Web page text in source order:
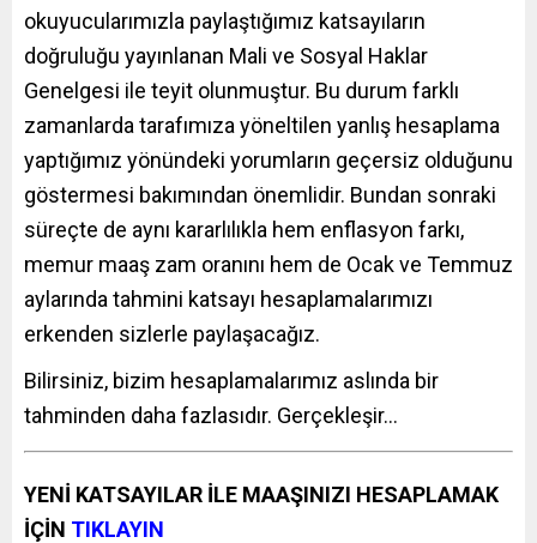
okuyucularımızla paylaştığımız katsayıların
doğruluğu yayınlanan Mali ve Sosyal Haklar
Genelgesi ile teyit olunmuştur. Bu durum farklı
zamanlarda tarafımıza yöneltilen yanlış hesaplama
yaptığımız yönündeki yorumların geçersiz olduğunu
göstermesi bakımından önemlidir. Bundan sonraki
süreçte de aynı kararlılıkla hem enflasyon farkı,
memur maaş zam oranını hem de Ocak ve Temmuz
aylarında tahmini katsayı hesaplamalarımızı
erkenden sizlerle paylaşacağız.
Bilirsiniz, bizim hesaplamalarımız aslında bir
tahminden daha fazlasıdır. Gerçekleşir…
YENİ KATSAYILAR İLE MAAŞINIZI HESAPLAMAK
İÇİN TIKLAYIN